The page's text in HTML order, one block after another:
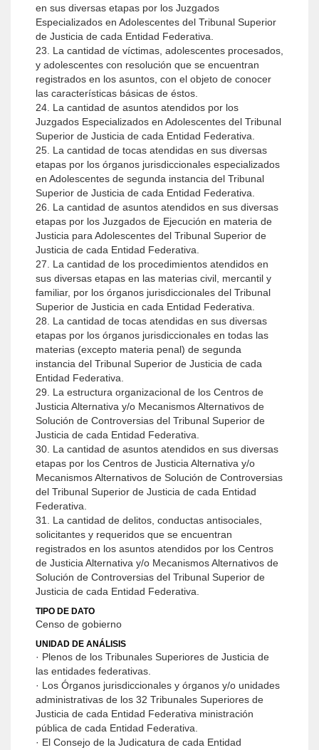
en sus diversas etapas por los Juzgados
Especializados en Adolescentes del Tribunal Superior
de Justicia de cada Entidad Federativa.
23. La cantidad de víctimas, adolescentes procesados,
y adolescentes con resolución que se encuentran
registrados en los asuntos, con el objeto de conocer
las características básicas de éstos.
24. La cantidad de asuntos atendidos por los
Juzgados Especializados en Adolescentes del Tribunal
Superior de Justicia de cada Entidad Federativa.
25. La cantidad de tocas atendidas en sus diversas
etapas por los órganos jurisdiccionales especializados
en Adolescentes de segunda instancia del Tribunal
Superior de Justicia de cada Entidad Federativa.
26. La cantidad de asuntos atendidos en sus diversas
etapas por los Juzgados de Ejecución en materia de
Justicia para Adolescentes del Tribunal Superior de
Justicia de cada Entidad Federativa.
27. La cantidad de los procedimientos atendidos en
sus diversas etapas en las materias civil, mercantil y
familiar, por los órganos jurisdiccionales del Tribunal
Superior de Justicia en cada Entidad Federativa.
28. La cantidad de tocas atendidas en sus diversas
etapas por los órganos jurisdiccionales en todas las
materias (excepto materia penal) de segunda
instancia del Tribunal Superior de Justicia de cada
Entidad Federativa.
29. La estructura organizacional de los Centros de
Justicia Alternativa y/o Mecanismos Alternativos de
Solución de Controversias del Tribunal Superior de
Justicia de cada Entidad Federativa.
30. La cantidad de asuntos atendidos en sus diversas
etapas por los Centros de Justicia Alternativa y/o
Mecanismos Alternativos de Solución de Controversias
del Tribunal Superior de Justicia de cada Entidad
Federativa.
31. La cantidad de delitos, conductas antisociales,
solicitantes y requeridos que se encuentran
registrados en los asuntos atendidos por los Centros
de Justicia Alternativa y/o Mecanismos Alternativos de
Solución de Controversias del Tribunal Superior de
Justicia de cada Entidad Federativa.
TIPO DE DATO
Censo de gobierno
UNIDAD DE ANÁLISIS
· Plenos de los Tribunales Superiores de Justicia de
las entidades federativas.
· Los Órganos jurisdiccionales y órganos y/o unidades
administrativas de los 32 Tribunales Superiores de
Justicia de cada Entidad Federativa ministración
pública de cada Entidad Federativa.
· El Consejo de la Judicatura de cada Entidad